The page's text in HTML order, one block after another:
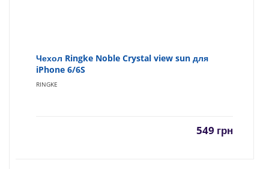
Чехол Ringke Noble Crystal view sun для
iPhone 6/6S
RINGKE
549 грн